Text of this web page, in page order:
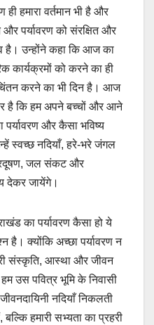
हमारा वर्तमान भी है और
पर्यावरण को संरक्षित और
है। उन्होंने कहा कि आज का
कार्यक्रमों को करने का ही
करने का भी दिन है। आज
है कि हम अपने बच्चों और आने
पर्यावरण और कैसा भविष्य
स्वच्छ नदियाँ, हरे-भरे जंगल
जल संकट और
देकर जायेंगे।
का पर्यावरण कैसा हो ये
है। क्योंकि अच्छा पर्यावरण न
संस्कृति, आस्था और जीवन
उस पवित्र भूमि के निवासी
नदियाँ निकलती
हमारी सभ्यता का प्रहरी